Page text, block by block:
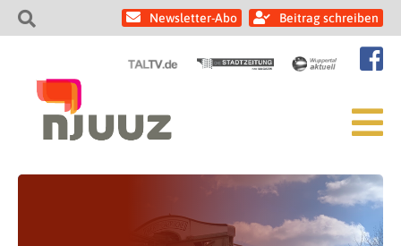
Newsletter-Abo Beitrag schreiben